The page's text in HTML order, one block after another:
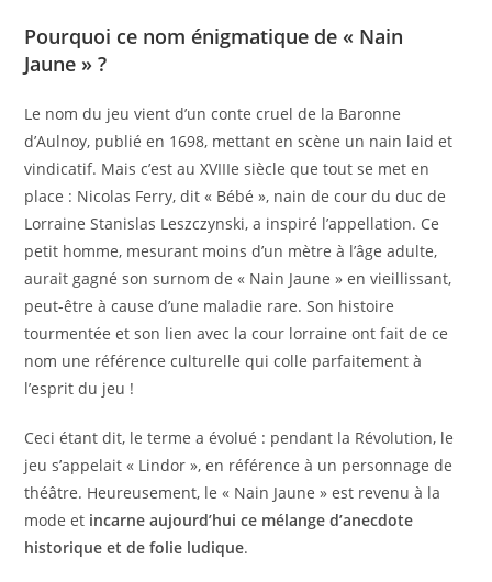
Pourquoi ce nom énigmatique de « Nain
Jaune » ?
Le nom du jeu vient d’un conte cruel de la Baronne
d’Aulnoy, publié en 1698, mettant en scène un nain laid et
vindicatif. Mais c’est au XVIIIe siècle que tout se met en
place : Nicolas Ferry, dit « Bébé », nain de cour du duc de
Lorraine Stanislas Leszczynski, a inspiré l’appellation. Ce
petit homme, mesurant moins d’un mètre à l’âge adulte,
aurait gagné son surnom de « Nain Jaune » en vieillissant,
peut-être à cause d’une maladie rare. Son histoire
tourmentée et son lien avec la cour lorraine ont fait de ce
nom une référence culturelle qui colle parfaitement à
l’esprit du jeu !
Ceci étant dit, le terme a évolué : pendant la Révolution, le
jeu s’appelait « Lindor », en référence à un personnage de
théâtre. Heureusement, le « Nain Jaune » est revenu à la
mode et incarne aujourd’hui ce mélange d’anecdote
historique et de folie ludique.